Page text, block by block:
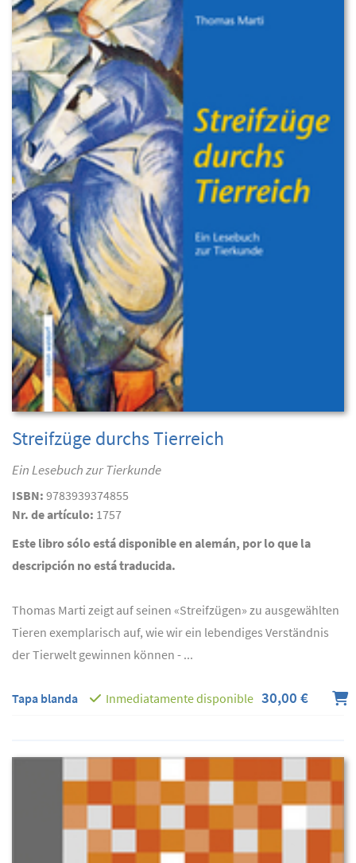
Streifzüge durchs Tierreich
Ein Lesebuch zur Tierkunde
ISBN: 9783939374855
Nr. de artículo: 1757
Este libro sólo está disponible en alemán, por lo que la
descripción no está traducida.
Thomas Marti zeigt auf seinen «Streifzügen» zu ausgewählten
Tieren exemplarisch auf, wie wir ein lebendiges Verständnis
der Tierwelt gewinnen können - ...
Tapa blanda Inmediatamente disponible 30,00 €